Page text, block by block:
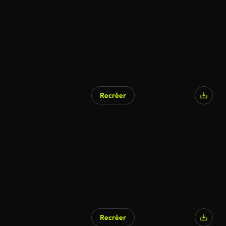
Recréer
Recréer